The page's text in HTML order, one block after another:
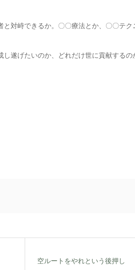
対峙できるか。〇〇療法とか、〇〇テ
遂げたいのか、どれだけ世に貢献する
空ルートをやれという後押し